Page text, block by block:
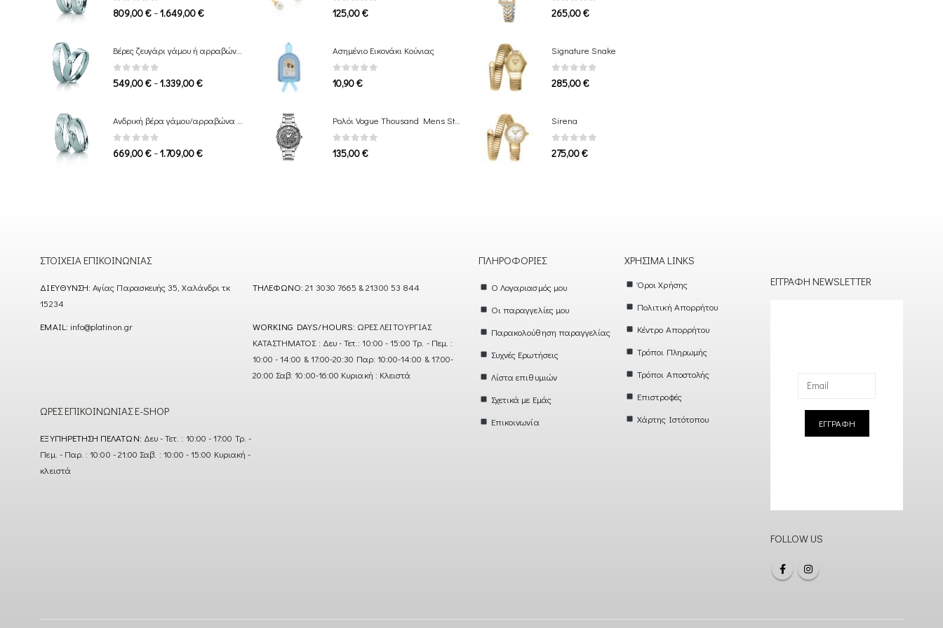
0out of 5
809,00€ – 1.649,00€Price
through
0 out of 5
549,00€ – 1.339,00€Price
through
0 out of 5
669,00€ – 1.709,00€Price
0out of 5
125,00€
Ασημένιο Εικονάκι Κούνιας
0out of 5
10,90€
Ρολόι Vogue Thousand Mens Stainless Bracelet
0out of 5
135,00€
0 out of 5
265,00€
Signature Snake
0out of 5
285,00€
Sirena
0out of 5
275,00€
ΣΤΟΙΧΕΊΑ ΕΠΙΚΟΙΝΩΝΊΑΣ
ΔΙΕΎΘΥΝΣΗ: Αγίας Παρασκευής 35, Χαλάνδρι τκ
15234
ΤΗΛΈΦΩΝΟ: 21 3030 7665 & 21300 53 844
EMAIL: info@platinon.gr WORKING DAYS/HOURS: ΩΡΕΣ ΛΕΙΤΟΥΡΓΙΑΣ
ΚΑΤΑΣΤΗΜΑΤΟΣ : Δευ - Τετ.: 10:00 - 15:00 Τρ. - Πεμ. :
10:00 - 14:00 & 17:00-20:30 Παρ: 10:00-14:00 & 17:00-
20:00 Σαβ: 10:00-16:00 Κυριακή : Κλειστά
ΏΡΕΣ ΕΠΙΚΟΙΝΩΝΊΑΣ E-SHOP
ΕΞΥΠΗΡΈΤΗΣΗ ΠΕΛΑΤΏΝ: Δευ - Τετ. : 10:00 - 17:00 Τρ. -
Πεμ. - Παρ. : 10:00 - 21:00 Σαβ. : 10:00 - 15:00 Κυριακή -
κλειστά
ΠΛΗΡΟΦΟΡΊΕΣ
Ο Λογαριασμός μου
Οι παραγγελίες μου
Παρακολούθηση παραγγελίας
Συχνές Ερωτήσεις
Λίστα επιθυμιών
Σχετικά με Εμάς
Επικοινωνία
ΧΡΉΣΙΜΑ LINKS
Όροι Χρήσης
Πολιτική Απορρήτου
Κέντρο Απορρήτου
Τρόποι Πληρωμής
Τρόποι Αποστολής
Επιστροφές
Χάρτης Ιστότοπου
ΕΓΓΡΑΦΉ NEWSLETTER
ΕΓΓΡΑΦΗ
FOLLOW US